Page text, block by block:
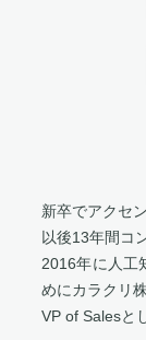
新卒でアクセ
以後13年間コ
2016年に人工
めにカラクリ
VP of Salesと